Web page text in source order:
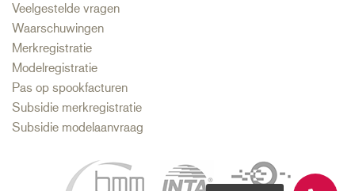
Veelgestelde vragen
Waarschuwingen
Merkregistratie
Modelregistratie
Pas op spookfacturen
Subsidie merkregistratie
Subsidie modelaanvraag